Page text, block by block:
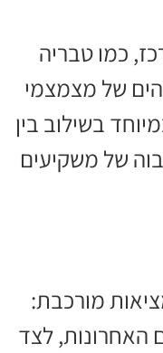
כמו טבריה
של מצמצמי
בשילוב בין
של משקיעים
מורכבת:
האחרונות, לצד